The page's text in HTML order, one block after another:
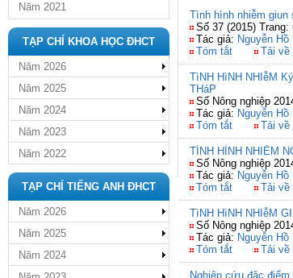
Năm 2021
TẠP CHÍ KHOA HỌC ĐHCT
Năm 2026
Năm 2025
Năm 2024
Năm 2023
Năm 2022
TẠP CHÍ TIẾNG ANH ĐHCT
Năm 2026
Năm 2025
Năm 2024
Tình hình nhiễm giun
Số 37 (2015) Trang:
Tác giả: Nguyễn Hồ
Tóm tắt
Tải về
TìNH HìNH NHIễM
THáP
Số Nông nghiệp
Tác giả: Nguyễn Hồ
Tóm tắt
Tải về
TÌNH HÌNH NHIỄM
Số Nông nghiệp
Tác giả: Nguyễn Hồ
Tóm tắt
Tải về
TìNH HìNH NHIễM
Số Nông nghiệp
Tác giả: Nguyễn Hồ
Tóm tắt
Tải về
Nghiên cứu đặc